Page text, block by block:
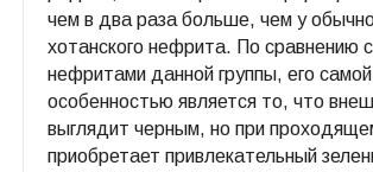
чем в два раза больше, чем у
хотанского нефрита. По сравнению
нефритами данной группы, его
особенностью является то, что
выглядит черным, но при
приобретает привлекательный